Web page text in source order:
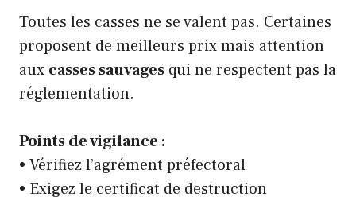
Toutes les casses ne se valent pas. Certaines
proposent de meilleurs prix mais attention
aux casses sauvages qui ne respectent pas la
réglementation.
Points de vigilance :
• Vérifiez l’agrément préfectoral
• Exigez le certificat de destruction